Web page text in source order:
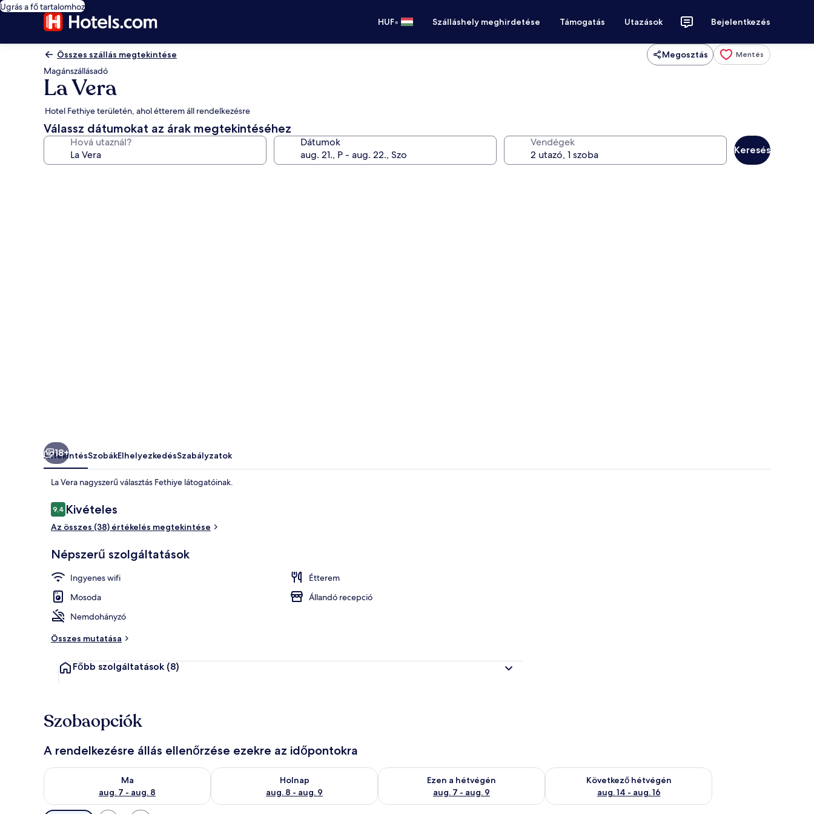
Ugrás a fő tartalomhoz
HUF• Szálláshely meghirdetése Támogatás Utazások Bejelentkezés
Összes szállás megtekintése Megosztás Mentés
Magánszállásadó
La Vera
Hotel Fethiye területén, ahol étterem áll rendelkezésre
Válassz dátumokat az árak megtekintéséhez
Hová utaznál? Dátumok Vendégek
Keresés
18+
ÁttekintésSzobákElhelyezkedésSzabályzatok
La Vera nagyszerű választás Fethiye látogatóinak.
Értékelések
9,49,4 ennyiből: 10
Kivételes
Az összes (38) értékelés megtekintése
Népszerű szolgáltatások
Ingyenes wifi
Étterem
Mosoda
Állandó recepció
Nemdohányzó
Összes mutatása
Főbb szolgáltatások (8)
Szobaopciók
A rendelkezésre állás ellenőrzése ezekre az időpontokra
Ma
aug. 7 - aug. 8
A ma esti rendelkezésre állás ellenőrzése: aug. 7 - aug. 8
Holnap
aug. 8 - aug. 9
A holnapi rendelkezésre állás ellenőrzése: aug. 8 - aug. 9
Ezen a hétvégén
aug. 7 - aug. 9
A mostani hétvégi rendelkezésre állás ellenőrzése: aug. 7 - aug. 9
Következő hétvégén
aug. 14 - aug. 16
A következő hétvégi rendelkezésre állás ellenőrzése: aug. 14 -